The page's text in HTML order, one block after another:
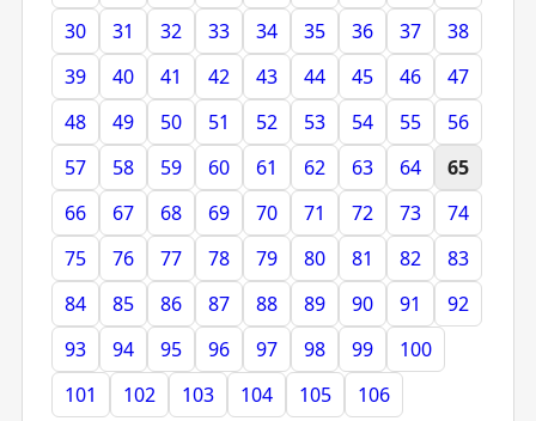
30
31 32 33 34 35 36 37
38
39
40 41 42 43 44 45 46
47
48
49 50 51 52 53 54 55
56
57
58 59 60 61 62 63 64
65
66
67 68 69 70 71 72 73
74
75
76 77 78 79 80 81 82
83
84
85 86 87 88 89 90 91
92
93
94 95 96 97 98 99
100
101
102 103 104 105 106